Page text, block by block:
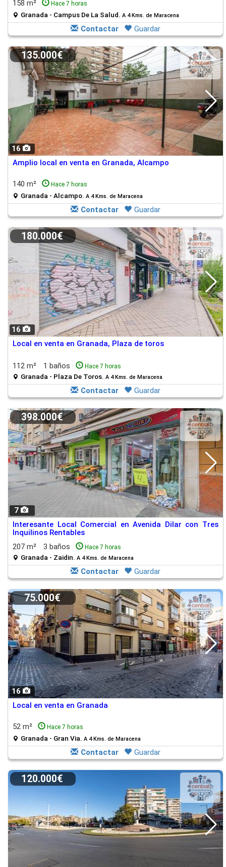
158 m² Hace 7 horas
Granada - Campus De La Salud. A 4 Kms. de Maracena
Contactar Guardar
16
135.000€
Amplio local en venta en Granada, Alcampo
140 m² Hace 7 horas
Granada - Alcampo. A 4 Kms. de Maracena
Contactar Guardar
16
180.000€
Local en venta en Granada, Plaza de toros
112 m² 1 baños Hace 7 horas
Granada - Plaza De Toros. A 4 Kms. de Maracena
Contactar Guardar
7
398.000€
Interesante Local Comercial en Avenida Dilar con Tres
Inquilinos Rentables
207 m²
3 baños Hace 7 horas
Granada - Zaidin. A 4 Kms. de Maracena
Contactar Guardar
16
75.000€
Local en venta en Granada
52 m² Hace 7 horas
Granada - Gran Via. A 4 Kms. de Maracena
Contactar Guardar
120.000€